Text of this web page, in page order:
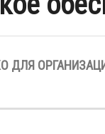
ДЛЯ